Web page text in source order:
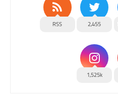
2,455
RSS
1,525k